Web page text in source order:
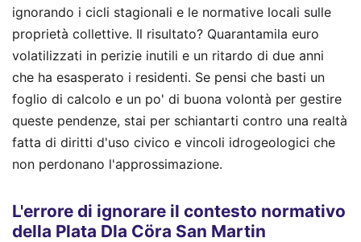
ignorando i cicli stagionali e le normative locali sulle
proprietà collettive. Il risultato? Quarantamila euro
volatilizzati in perizie inutili e un ritardo di due anni
che ha esasperato i residenti. Se pensi che basti un
foglio di calcolo e un po' di buona volontà per gestire
queste pendenze, stai per schiantarti contro una realtà
fatta di diritti d'uso civico e vincoli idrogeologici che
non perdonano l'approssimazione.
L'errore di ignorare il contesto normativo
della Plata Dla Cöra San Martin